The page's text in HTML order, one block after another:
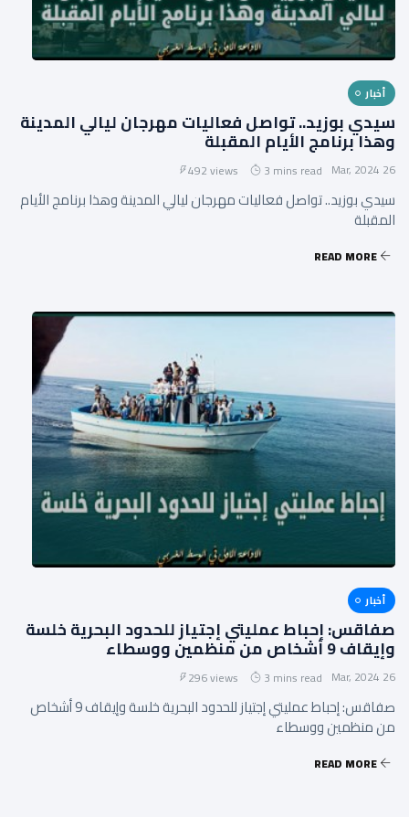
أخبار
سيدي بوزيد.. تواصل فعاليات مهرجان ليالي المدينة
وهذا برنامج الأيام المقبلة
26 Mar, 2024
3 mins read
492 views
سيدي بوزيد.. تواصل فعاليات مهرجان ليالي المدينة وهذا برنامج الأيام
المقبلة
READ MORE
أخبار
صفاقس: إحباط عمليتي إجتياز للحدود البحرية خلسة
وإيقاف 9 أشخاص من منظمين ووسطاء
26 Mar, 2024
3 mins read
296 views
صفاقس: إحباط عمليتي إجتياز للحدود البحرية خلسة وإيقاف 9 أشخاص
من منظمين ووسطاء
READ MORE